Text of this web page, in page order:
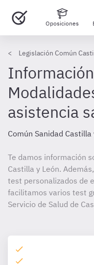
Oposiciones
Legislación Común
asistencia
Común Sanidad Castilla
Te damos información
Castilla y León.
test personalizados de
facilitamos varios test
Servicio de Salud de